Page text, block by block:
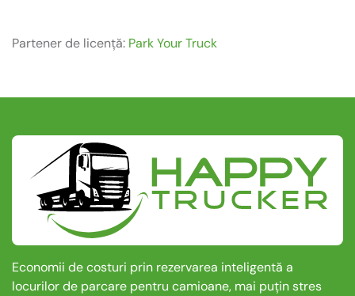
Partener de licență: Park Your Truck
Economii de costuri prin rezervarea inteligentă a
locurilor de parcare pentru camioane, mai puțin stres